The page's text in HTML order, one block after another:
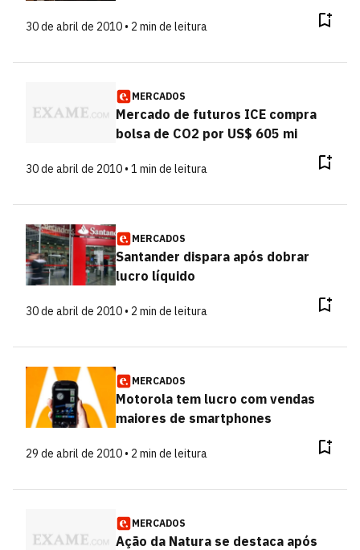
30 de abril de 2010 • 2 min de leitura
MERCADOS
Mercado de futuros ICE compra
bolsa de CO2 por US$ 605 mi
30 de abril de 2010 • 1 min de leitura
MERCADOS
Santander dispara após dobrar
lucro líquido
30 de abril de 2010 • 2 min de leitura
MERCADOS
Motorola tem lucro com vendas
maiores de smartphones
29 de abril de 2010 • 2 min de leitura
MERCADOS
Ação da Natura se destaca após